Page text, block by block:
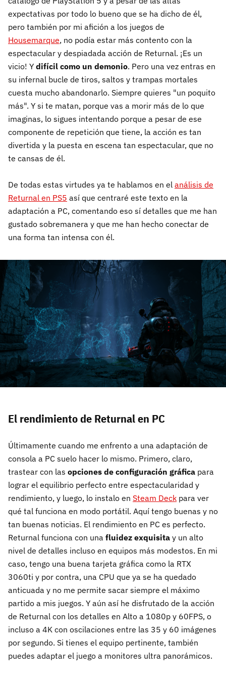
expectativas por todo lo bueno que se ha dicho de él,
pero también por mi afición a los juegos de
Housemarque, no podía estar más contento con la
espectacular y despiadada acción de Returnal. ¡Es un
vicio! Y difícil como un demonio. Pero una vez entras en
su infernal bucle de tiros, saltos y trampas mortales
cuesta mucho abandonarlo. Siempre quieres "un poquito
más". Y si te matan, porque vas a morir más de lo que
imaginas, lo sigues intentando porque a pesar de ese
componente de repetición que tiene, la acción es tan
divertida y la puesta en escena tan espectacular, que no
te cansas de él.
De todas estas virtudes ya te hablamos en el análisis de
Returnal en PS5 así que centraré este texto en la
adaptación a PC, comentando eso sí detalles que me han
gustado sobremanera y que me han hecho conectar de
una forma tan intensa con él.
El rendimiento de Returnal en PC
Últimamente cuando me enfrento a una adaptación de
consola a PC suelo hacer lo mismo. Primero, claro,
trastear con las opciones de configuración gráfica para
lograr el equilibrio perfecto entre espectacularidad y
rendimiento, y luego, lo instalo en Steam Deck para ver
qué tal funciona en modo portátil. Aquí tengo buenas y no
tan buenas noticias. El rendimiento en PC es perfecto.
Returnal funciona con una fluidez exquisita y un alto
nivel de detalles incluso en equipos más modestos. En mi
caso, tengo una buena tarjeta gráfica como la RTX
3060ti y por contra, una CPU que ya se ha quedado
anticuada y no me permite sacar siempre el máximo
partido a mis juegos. Y aún así he disfrutado de la acción
de Returnal con los detalles en Alto a 1080p y 60FPS, o
incluso a 4K con oscilaciones entre las 35 y 60 imágenes
por segundo. Si tienes el equipo pertinente, también
puedes adaptar el juego a monitores ultra panorámicos.